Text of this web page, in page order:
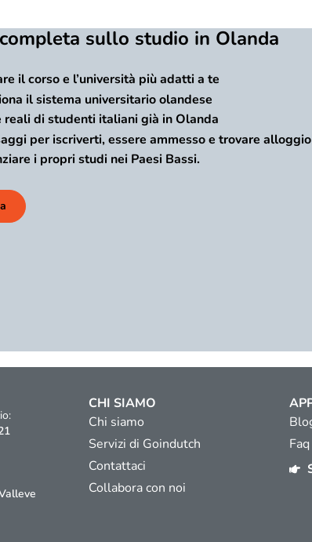
sullo studio in Olanda
il corso e l’università più adatti a te
il sistema universitario olandese
reali di studenti italiani già in Olanda
per iscriverti, essere ammesso e trovare alloggio
i propri studi nei Paesi Bassi.
CHI SIAMO
Chi siamo
Servizi di Goindutch
Contattaci
Collabora con noi
Faq